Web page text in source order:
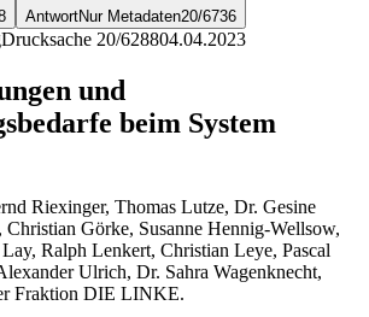
AntwortNur Metadaten20/6736
Drucksache 20/628804.04.2023
und
beim System
Riexinger, Thomas Lutze, Dr. Gesine
Görke, Susanne Hennig-Wellsow,
Ralph Lenkert, Christian Leye, Pascal
Ulrich, Dr. Sahra Wagenknecht,
Fraktion DIE LINKE.